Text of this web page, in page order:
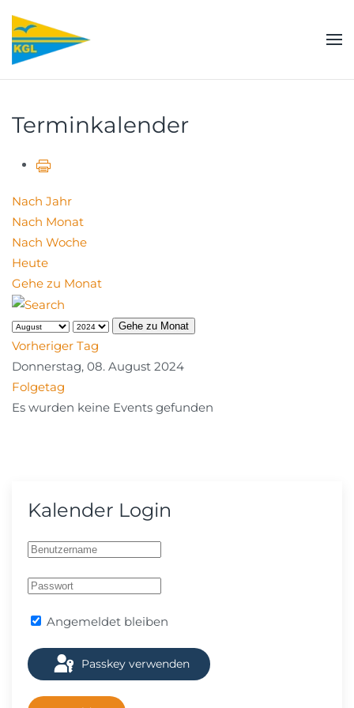
Zum Hauptinhalt springen
Terminkalender
Nach Jahr
Nach Monat
Nach Woche
Heute
Gehe zu Monat
Gehe zu Monat
Vorheriger Tag
Donnerstag, 08. August 2024
Folgetag
Es wurden keine Events gefunden
Kalender Login
Angemeldet bleiben
Passkey verwenden